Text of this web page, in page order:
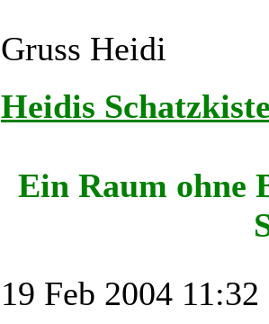
Gruss Heidi
Heidis
Ein Raum ohne
19 Feb 2004 11:32